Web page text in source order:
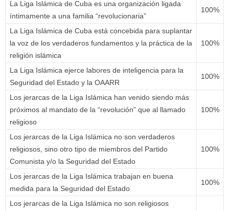
La Liga Islámica de Cuba es una organización ligada
íntimamente a una familia “revolucionaria”
100%
La Liga Islámica de Cuba está concebida para suplantar
la voz de los verdaderos fundamentos y la práctica de la
religión islámica
100%
La Liga Islámica ejerce labores de inteligencia para la
Seguridad del Estado y la OAARR
100%
Los jerarcas de la Liga Islámica han venido siendo más
próximos al mandato de la “revolución” que al llamado
religioso
100%
Los jerarcas de la Liga Islámica no son verdaderos
religiosos, sino otro tipo de miembros del Partido
Comunista y/o la Seguridad del Estado
100%
Los jerarcas de la Liga Islámica trabajan en buena
medida para la Seguridad del Estado
100%
Los jerarcas de la Liga Islámica no son religiosos